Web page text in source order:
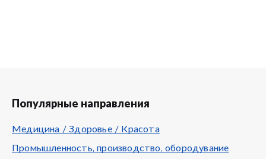
Популярные направления
Медицина / Здоровье / Красота
Промышленность, производство, обородувание